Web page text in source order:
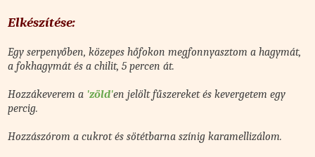
Elkészítése:
Egy serpenyőben, közepes hőfokon megfonnyasztom a hagymát,
a fokhagymát és a chilit, 5 percen át.
Hozzákeverem a 'zöld'en jelölt fűszereket és kevergetem egy
percig.
Hozzászórom a cukrot és sötétbarna színig karamellizálom.